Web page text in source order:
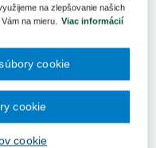
však Krajský súd v T.
septembra 2011 zamietol.
dovolanie na Najvyšší súd
ktoré rozoberáme v tomto
súdom
činných v trestnom
na zlepšovanie našich
na mieru.
Viac informácií
cookie
cookie
cookie